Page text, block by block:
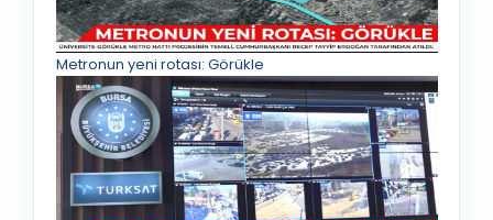
Metronun yeni rotası: Görükle